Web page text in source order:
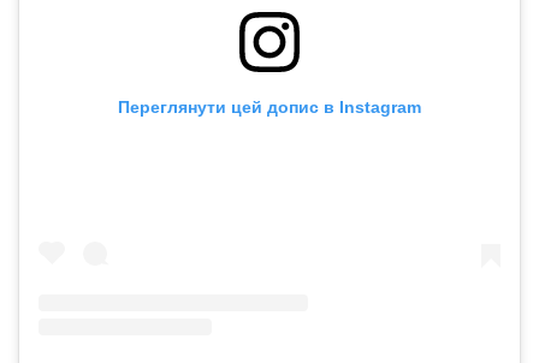
Переглянути цей допис в Instagram